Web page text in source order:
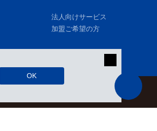
OK
法人向けサービス
加盟ご希望の方